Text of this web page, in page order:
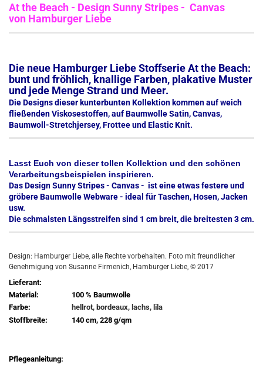
At the Beach - Design Sunny Stripes - Canvas
von Hamburger Liebe
Die neue Hamburger Liebe Stoffserie At the Beach:
bunt und fröhlich, knallige Farben, plakative Muster
und jede Menge Strand und Meer.
Die Designs dieser kunterbunten Kollektion kommen auf weich
fließenden Viskosestoffen, auf Baumwolle Satin, Canvas,
Baumwoll-Stretchjersey, Frottee und Elastic Knit.
Lasst Euch von dieser tollen Kollektion und den schönen
Verarbeitungsbeispielen inspirieren.
Das Design Sunny Stripes - Canvas - ist eine etwas festere und
gröbere Baumwolle Webware - ideal für Taschen, Hosen, Jacken
usw.
Die schmalsten Längsstreifen sind 1 cm breit, die breitesten 3 cm.
Design: Hamburger Liebe, alle Rechte vorbehalten. Foto mit freundlicher
Genehmigung von Susanne Firmenich, Hamburger Liebe, © 2017
Lieferant:
Material:
100 % Baumwolle
Farbe:
hellrot, bordeaux, lachs, lila
Stoffbreite:
140 cm, 228 g/qm
Pflegeanleitung: